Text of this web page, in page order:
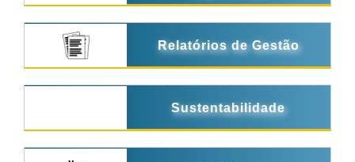
Relatórios de Gestão
Sustentabilidade